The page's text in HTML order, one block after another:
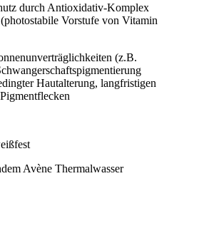
durch Antioxidativ-Komplex
Vorstufe von Vitamin
(z.B.
Hautalterung, langfristigen
Avène Thermalwasser